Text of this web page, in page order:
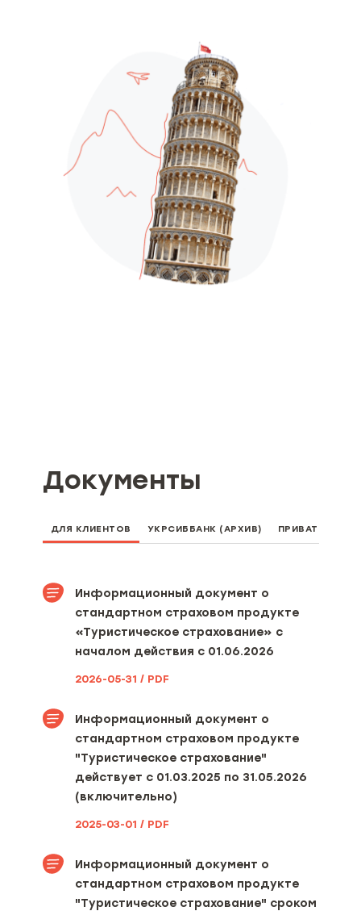
Документы
ДЛЯ КЛИЕНТОВ УКРСИББАНК (АРХИВ) ПРИВАТБАНК
Информационный документ о
стандартном страховом продукте
«Туристическое страхование» с
началом действия с 01.06.2026
2026-05-31 / PDF
Информационный документ о
стандартном страховом продукте
"Туристическое страхование"
действует с 01.03.2025 по 31.05.2026
(включительно)
2025-03-01 / PDF
Информационный документ о
стандартном страховом продукте
"Туристическое страхование" сроком